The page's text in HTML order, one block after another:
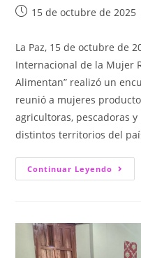
15 de octubre de 2025
La Paz, 15 de octubre de
Internacional de la Mujer
Alimentan” realizó un
reunió a mujeres
agricultoras, pescadoras
distintos territorios del
Continuar Leyendo